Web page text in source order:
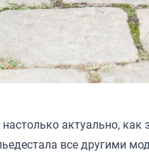
актуально,
все другими